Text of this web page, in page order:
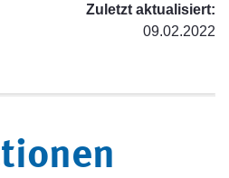
Zuletzt aktualisiert:
09.02.2022